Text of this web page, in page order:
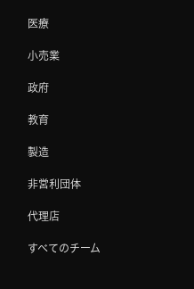
医療
小売業
政府
教育
製造
非営利団体
代理店
すべてのチーム